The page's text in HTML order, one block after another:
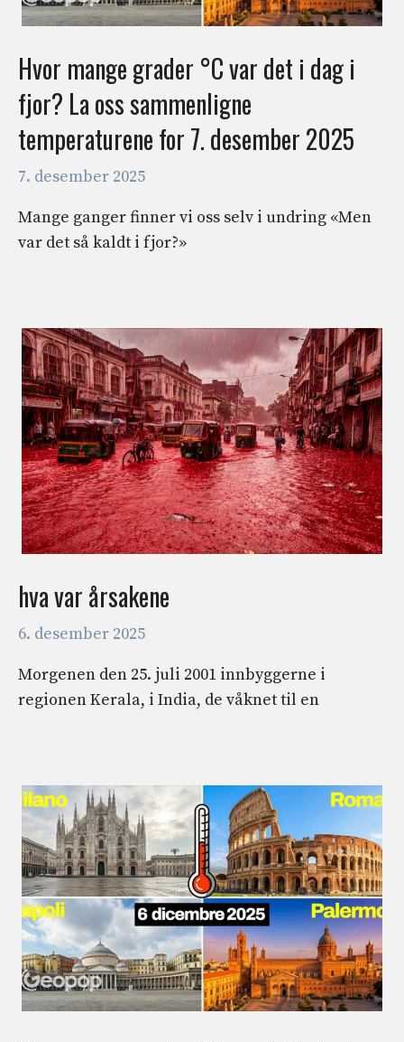
Hvor mange grader °C var det i dag i
fjor? La oss sammenligne
temperaturene for 7. desember 2025
7. desember 2025
Mange ganger finner vi oss selv i undring «Men
var det så kaldt i fjor?»
hva var årsakene
6. desember 2025
Morgenen den 25. juli 2001 innbyggerne i
regionen Kerala, i India, de våknet til en